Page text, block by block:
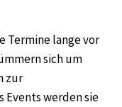
Termine lange vor
sich um
zur
Events werden sie